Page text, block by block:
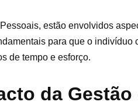
estão envolvidos
para que o
de tempo e esforço.
da